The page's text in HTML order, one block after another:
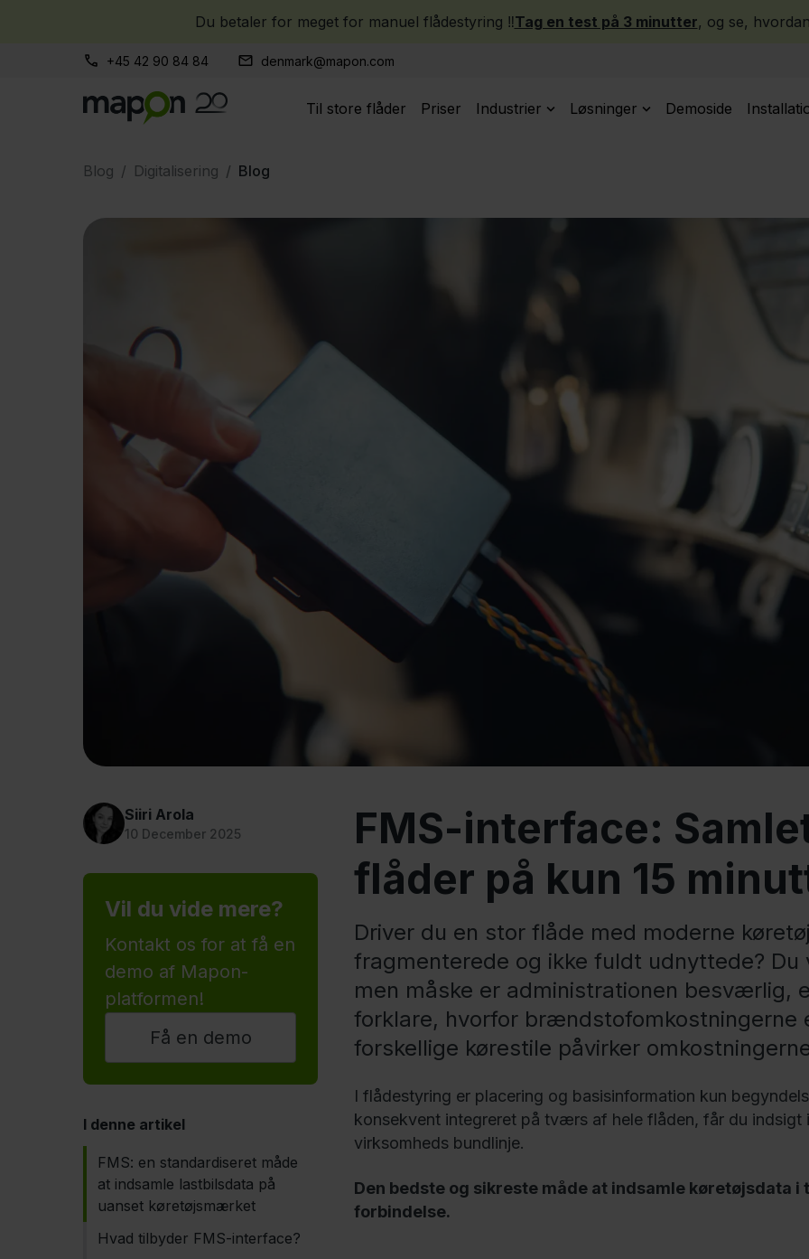
Du betaler for meget for manuel flådestyring ‼️Tag en test på 3 minutter, og se,
+45 42 90 84 84 denmark@mapon.com
Til store flåder Priser Industrier Løsninger Demoside
Blog Digitalisering Blog
Siiri Arola
10 December 2025
Vil du vide mere?
Kontakt os for at få en
demo af Mapon-
platformen!
Få en demo
I denne artikel
FMS: en standardiseret måde
at indsamle lastbilsdata på
uanset køretøjsmærket
Hvad tilbyder FMS-interface?
FMS-interface:
flåder på kun 15
Driver du en stor flåde med moderne
fragmenterede og ikke fuldt udnyttede? Du
men måske er administrationen besværlig,
forklare, hvorfor brændstofomkostningerne
forskellige kørestile påvirker
I flådestyring er placering og basisinformation kun
konsekvent integreret på tværs af hele flåden, får du indsigt
virksomheds bundlinje.
Den bedste og sikreste måde at indsamle køretøjsdata i
forbindelse.